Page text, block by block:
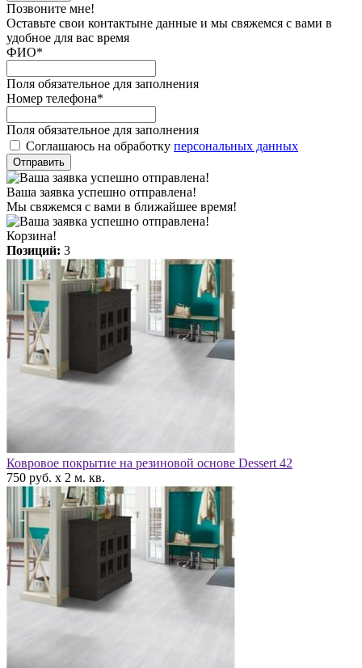
Позвоните мне!
Оставьте свои контактыне данные и мы свяжемся с вами в
удобное для вас время
ФИО*
Поля обязательное для заполнения
Номер телефона*
Поля обязательное для заполнения
Соглашаюсь на обработку персональных данных
Отправить
Ваша заявка успешно отправлена!
Мы свяжемся с вами в ближайшее время!
Корзина!
Позиций: 3
Ковровое покрытие на резиновой основе Dessert 42
750 руб. x 2 м. кв.